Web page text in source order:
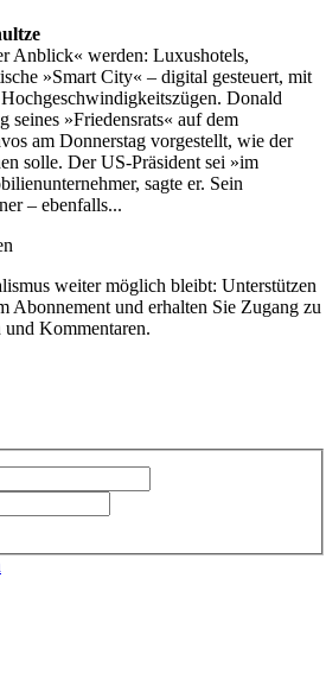
Anblick« werden: Luxushotels,
»Smart City« – digital gesteuert, mit
Donald
seines »Friedensrats« auf dem
am Donnerstag vorgestellt, wie der
solle. Der US-Präsident sei »im
sagte er. Sein
– ebenfalls...
weiter möglich bleibt: Unterstützen
Abonnement und erhalten Sie Zugang zu
Kommentaren.